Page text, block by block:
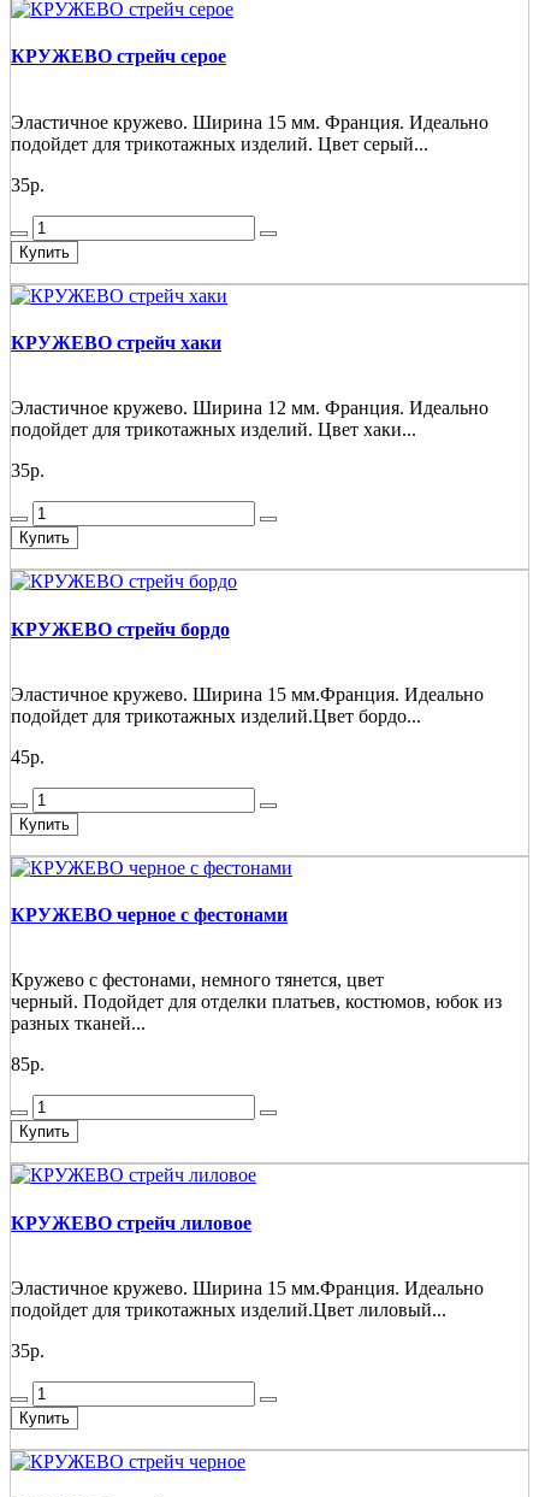
КРУЖЕВО стрейч серое
Эластичное кружево. Ширина 15 мм. Франция. Идеально
подойдет для трикотажных изделий. Цвет серый...
35р.
Купить
КРУЖЕВО стрейч хаки
Эластичное кружево. Ширина 12 мм. Франция. Идеально
подойдет для трикотажных изделий. Цвет хаки...
35р.
Купить
КРУЖЕВО стрейч бордо
Эластичное кружево. Ширина 15 мм.Франция. Идеально
подойдет для трикотажных изделий.Цвет бордо...
45р.
Купить
КРУЖЕВО черное с фестонами
Кружево с фестонами, немного тянется, цвет
черный. Подойдет для отделки платьев, костюмов, юбок из
разных тканей...
85р.
Купить
КРУЖЕВО стрейч лиловое
Эластичное кружево. Ширина 15 мм.Франция. Идеально
подойдет для трикотажных изделий.Цвет лиловый...
35р.
Купить